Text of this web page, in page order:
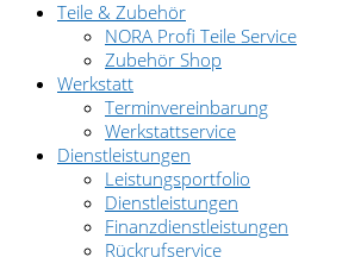
Teile & Zubehör
NORA Profi Teile Service
Zubehör Shop
Werkstatt
Terminvereinbarung
Werkstattservice
Dienstleistungen
Leistungsportfolio
Dienstleistungen
Finanzdienstleistungen
Rückrufservice